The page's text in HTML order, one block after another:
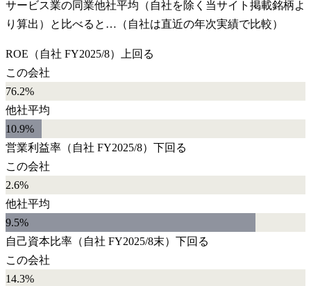
サービス業の同業他社平均（自社を除く当サイト掲載銘柄よ
り算出）と比べると…（自社は直近の年次実績で比較）
ROE （自社 FY2025/8）
上回る
この会社
76.2%
他社平均
10.9%
営業利益率 （自社 FY2025/8） 下回る
この会社
2.6%
他社平均
9.5%
自己資本比率 （自社 FY2025/8末） 下回る
この会社
14.3%